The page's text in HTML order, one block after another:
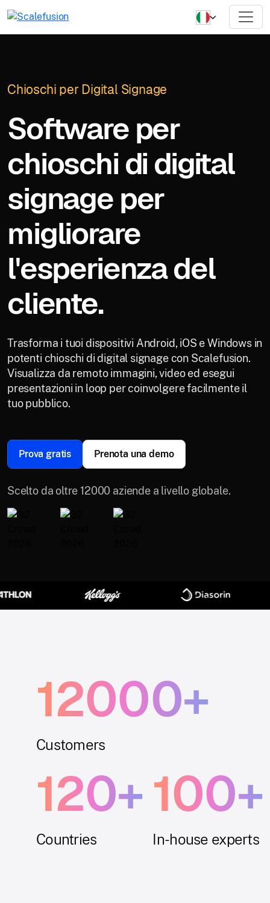
Chioschi per Digital Signage
Software per
chioschi di digital
signage per
migliorare
l'esperienza del
cliente.
Trasforma i tuoi dispositivi Android, iOS e Windows in
potenti chioschi di digital signage con Scalefusion.
Visualizza da remoto immagini, video ed esegui
presentazioni in loop per coinvolgere facilmente il
tuo pubblico.
Prova gratis Prenota una demo
Scelto da oltre 12000 aziende a livello globale.
12000+
Customers
120+
Countries
100+
In-house experts